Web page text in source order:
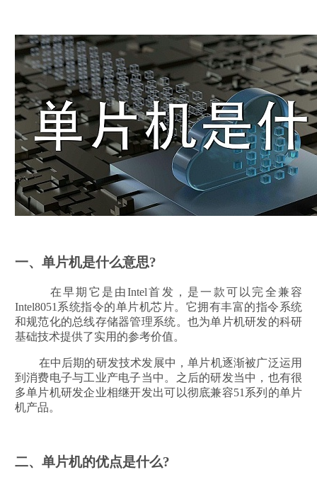
一、单片机是什么意思?
在早期它是由Intel首发，是一款可以完全兼容
Intel8051系统指令的单片机芯片。它拥有丰富的指令系统
和规范化的总线存储器管理系统。也为单片机研发的科研
基础技术提供了实用的参考价值。
在中后期的研发技术发展中，单片机逐渐被广泛运用
到消费电子与工业产电子当中。之后的研发当中，也有很
多单片机研发企业相继开发出可以彻底兼容51系列的单片
机产品。
二、单片机的优点是什么?